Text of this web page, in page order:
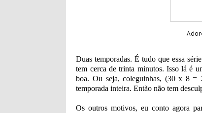
Duas temporadas. É tudo que essa
tem cerca de trinta minutos. Isso lá é
boa. Ou seja, coleguinhas, (30 x 8 =
temporada inteira. Então não tem
Os outros motivos, eu conto agora